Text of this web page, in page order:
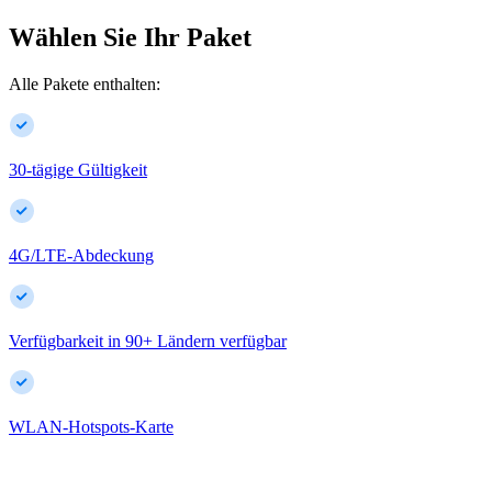
Wählen Sie Ihr Paket
Alle Pakete enthalten:
30-tägige Gültigkeit
4G/LTE-Abdeckung
Verfügbarkeit in 90+ Ländern verfügbar
WLAN-Hotspots-Karte